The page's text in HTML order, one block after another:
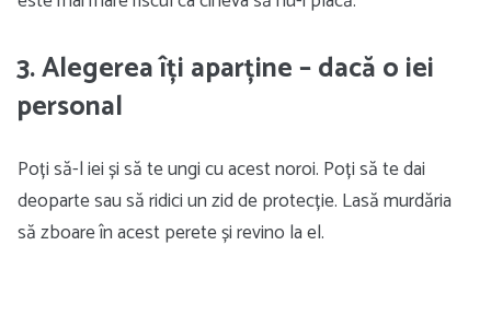
3. Alegerea îți aparține – dacă o iei
personal
Poți să-l iei și să te ungi cu acest noroi. Poți să te dai
deoparte sau să ridici un zid de protecție. Lasă murdăria
să zboare în acest perete și revino la el.